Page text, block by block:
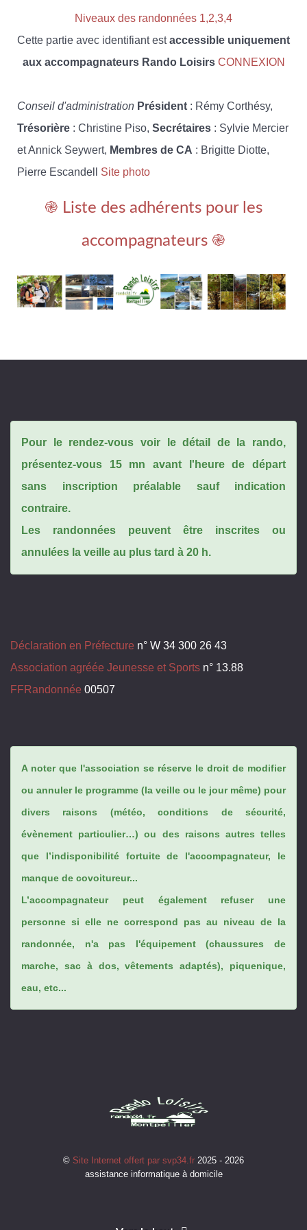
Niveaux des randonnées 1,2,3,4
Cette partie avec identifiant estaccessible uniquement
aux accompagnateurs Rando Loisirs CONNEXION
Conseil d'administration Président : Rémy Corthésy,
Trésorière : Christine Piso, Secrétaires : Sylvie Mercier
et Annick Seywert, Membres de CA : Brigitte Diotte,
Pierre Escandell Site photo
֎ Liste des adhérents pour les
accompagnateurs ֎
Pour le rendez-vous voir le détail de la rando,
présentez-vous 15 mn avant l'heure de départ
sans inscription préalable sauf indication
contraire.
Les randonnées peuvent être inscrites ou
annulées la veille au plus tard à 20 h.
Déclaration en Préfecture n° W 34 300 26 43
Association agréée Jeunesse et Sports n° 13.88
FFRandonnée 00507
A noter que l'association se réserve le droit de modifier
ou annuler le programme (la veille ou le jour même) pour
divers raisons (météo, conditions de sécurité,
évènement particulier…) ou des raisons autres telles
que l’indisponibilité fortuite de l'accompagnateur, le
manque de covoitureur...
L’accompagnateur peut également refuser une
personne si elle ne correspond pas au niveau de la
randonnée, n'a pas l'équipement (chaussures de
marche, sac à dos, vêtements adaptés), piquenique,
eau, etc...
© Site Internet offert par svp34.fr 2025 - 2026
assistance informatique à domicile